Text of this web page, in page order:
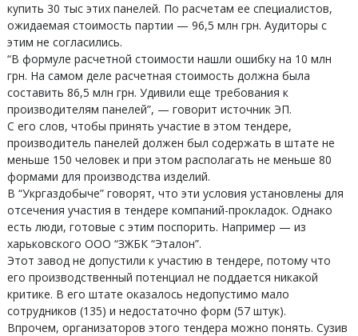
купить 30 тыс этих панелей. По расчетам ее специалистов,
ожидаемая стоимость партии — 96,5 млн грн. Аудиторы с
этим не согласились.
“В формуле расчетной стоимости нашли ошибку на 10 млн
грн. На самом деле расчетная стоимость должна была
составить 86,5 млн грн. Удивили еще требования к
производителям панелей”, — говорит источник ЭП.
С его слов, чтобы принять участие в этом тендере,
производитель панелей должен был содержать в штате не
меньше 150 человек и при этом располагать не меньше 80
формами для производства изделий.
В “Укргаздобыче” говорят, что эти условия установлены для
отсечения участия в тендере компаний-прокладок. Однако
есть люди, готовые с этим поспорить. Например — из
харьковского ООО “ЗЖБК “Эталон”.
Этот завод не допустили к участию в тендере, потому что
его производственный потенциал не поддается никакой
критике. В его штате оказалось недопустимо мало
сотрудников (135) и недостаточно форм (57 штук).
Впрочем, организаторов этого тендера можно понять. Сузив